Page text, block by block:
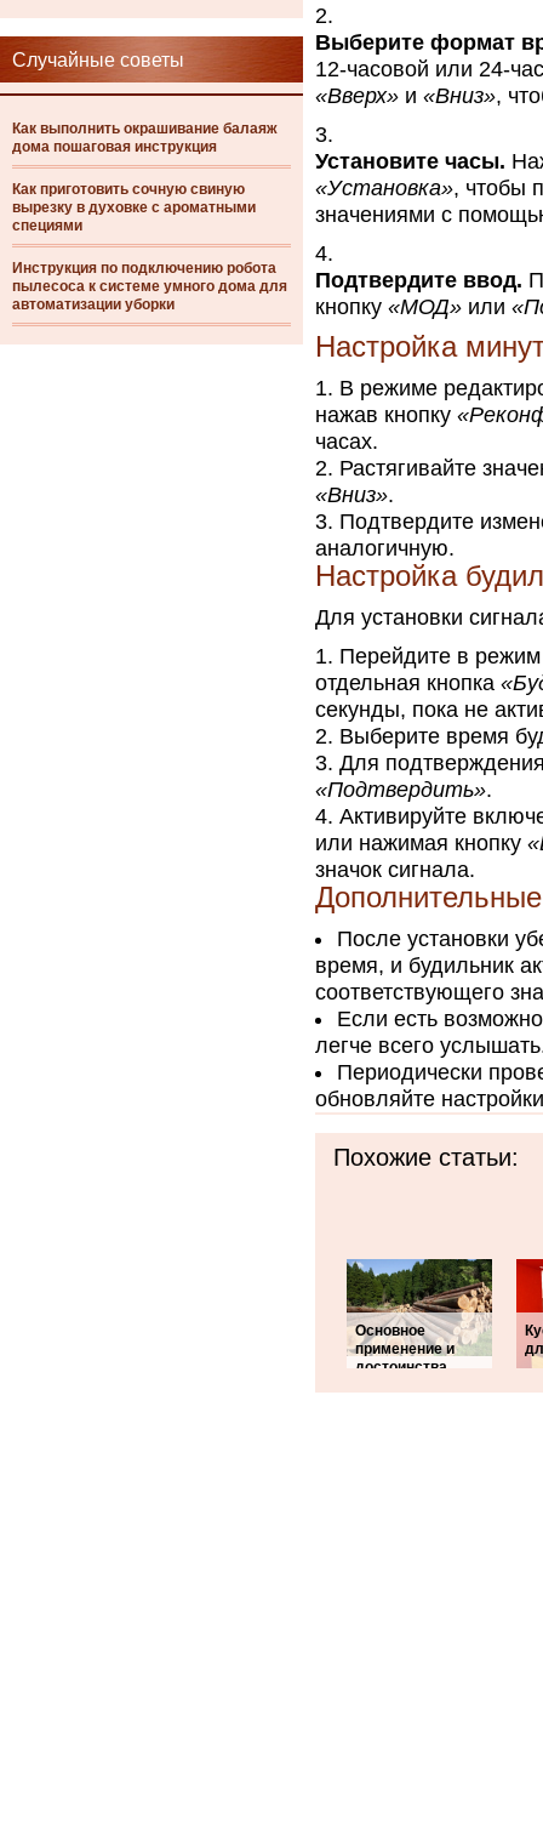
Случайные советы
Как выполнить окрашивание балаяж
дома пошаговая инструкция
Как приготовить сочную свиную
вырезку в духовке с ароматными
специями
Инструкция по подключению робота
пылесоса к системе умного дома для
автоматизации уборки
Выберите формат
12-часовой или 24-
«Вверх» и «Вниз»,
Установите часы.
«Установка», чтобы
значениями с
Подтвердите ввод.
кнопку «МОД» или
Настройка
В режиме
нажав кнопку
часах.
Растягивайте
«Вниз».
Подтвердите
аналогичную.
Настройка
Для установки
Перейдите в режим
отдельная кнопка
секунды, пока не
Выберите время
Для
«Подтвердить».
Активируйте
или нажимая кнопку
значок сигнала.
После установки
время, и будильник
соответствующего
Если есть
легче всего
Периодически
обновляйте
Похожие статьи:
Основное
применение и
достоинства